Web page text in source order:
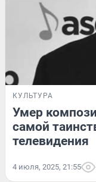
КУЛЬТУРА
Умер
самой
телевидения
4 июля, 2025, 21:55